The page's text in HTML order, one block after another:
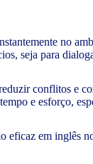
no
seja para
conflitos e
e esforço,
eficaz em inglês